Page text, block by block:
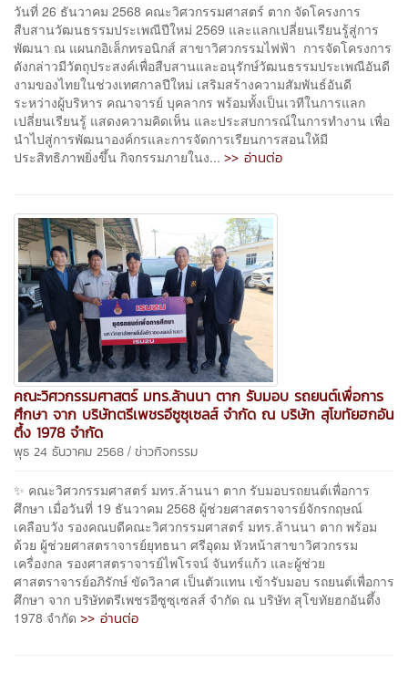
วันที่ 26 ธันวาคม 2568 คณะวิศวกรรมศาสตร์ ตาก จัดโครงการ
สืบสานวัฒนธรรมประเพณีปีใหม่ 2569 และแลกเปลี่ยนเรียนรู้สู่การ
พัฒนา ณ แผนกอิเล็กทรอนิกส์ สาขาวิศวกรรมไฟฟ้า การจัดโครงการ
ดังกล่าวมีวัตถุประสงค์เพื่อสืบสานและอนุรักษ์วัฒนธรรมประเพณีอันดี
งามของไทยในช่วงเทศกาลปีใหม่ เสริมสร้างความสัมพันธ์อันดี
ระหว่างผู้บริหาร คณาจารย์ บุคลากร พร้อมทั้งเป็นเวทีในการแลก
เปลี่ยนเรียนรู้ แสดงความคิดเห็น และประสบการณ์ในการทำงาน เพื่อ
นำไปสู่การพัฒนาองค์กรและการจัดการเรียนการสอนให้มี
ประสิทธิภาพยิ่งขึ้น กิจกรรมภายในง... >> อ่านต่อ
คณะวิศวกรรมศาสตร์ มทร.ล้านนา ตาก รับมอบ รถยนต์เพื่อการ
ศึกษา จาก บริษัทตรีเพชรอีซูซุเซลส์ จำกัด ณ บริษัท สุโขทัยฮกอัน
ตึ้ง 1978 จำกัด
พุธ 24 ธันวาคม 2568 / ข่าวกิจกรรม
✨ คณะวิศวกรรมศาสตร์ มทร.ล้านนา ตาก รับมอบรถยนต์เพื่อการ
ศึกษา เมื่อวันที่ 19 ธันวาคม 2568 ผู้ช่วยศาสตราจารย์จักรกฤษณ์
เคลือบวัง รองคณบดีคณะวิศวกรรมศาสตร์ มทร.ล้านนา ตาก พร้อม
ด้วย ผู้ช่วยศาสตราจารย์ยุทธนา ศรีอุดม หัวหน้าสาขาวิศวกรรม
เครื่องกล รองศาสตราจารย์ไพโรจน์ จันทร์แก้ว และผู้ช่วย
ศาสตราจารย์อภิรักษ์ ขัดวิลาศ เป็นตัวแทน เข้ารับมอบ รถยนต์เพื่อการ
ศึกษา จาก บริษัทตรีเพชรอีซูซุเซลส์ จำกัด ณ บริษัท สุโขทัยฮกอันตึ้ง
1978 จำกัด >> อ่านต่อ